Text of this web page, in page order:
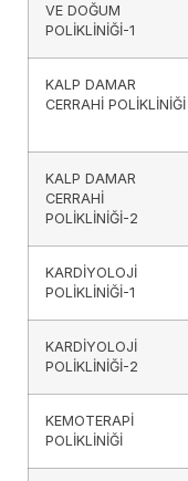
VE DOĞUM
POLİKLİNİĞİ-1
KALP DAMAR
CERRAHİ POLİKLİNİĞİ
KALP DAMAR
CERRAHİ
POLİKLİNİĞİ-2
KARDİYOLOJİ
POLİKLİNİĞİ-1
KARDİYOLOJİ
POLİKLİNİĞİ-2
KEMOTERAPİ
POLİKLİNİĞİ